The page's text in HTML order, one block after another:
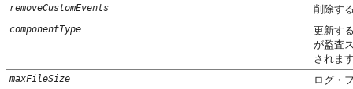
removeCustomEvents 削除す
componentType
更新す
が監査
されま
maxFileSize ログ・